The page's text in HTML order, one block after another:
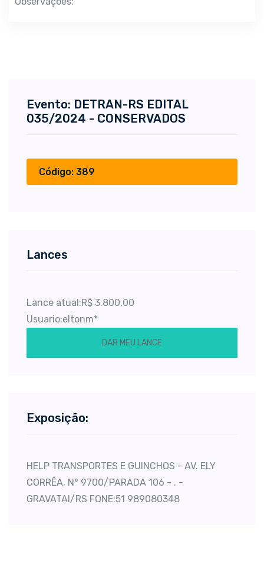
Evento: DETRAN-RS EDITAL
035/2024 - CONSERVADOS
Código: 389
Lances
Lance atual:R$ 3.800,00
Usuario:eltonm*
DAR MEU LANCE
Exposição:
HELP TRANSPORTES E GUINCHOS - AV. ELY
CORRÊA, N° 9700/PARADA 106 - . -
GRAVATAI/RS FONE:51 989080348